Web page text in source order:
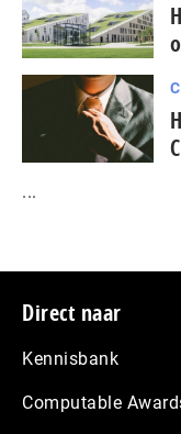
...
Footer
Direct naar
Kennisbank
Computable